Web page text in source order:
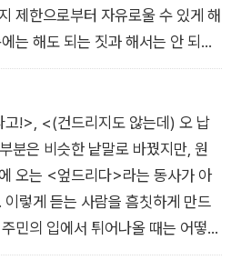
에 총살이에요.˝
제한으로부터 자유로울 수 있게 해
는 해도 되는 짓과 해서는 안 되는
며 선과 악에 대한 관념조차 없다.
모두 선이고 자기를 방해하는 것
인하게 행동하는 것은 그것이 가장
힘이 통하지 않을 때는 거짓 연기를
.
고!>, <(건드리지도 않는데) 오 납
분은 비슷한 낱말로 바꿨지만, 원
오는 <엎드리다>라는 동사가 아
렇게 듣는 사람을 흠칫하게 만드
민의 입에서 튀어나올 때는 어떻게
. 그녀들은 비유에 에로틱한 소재를